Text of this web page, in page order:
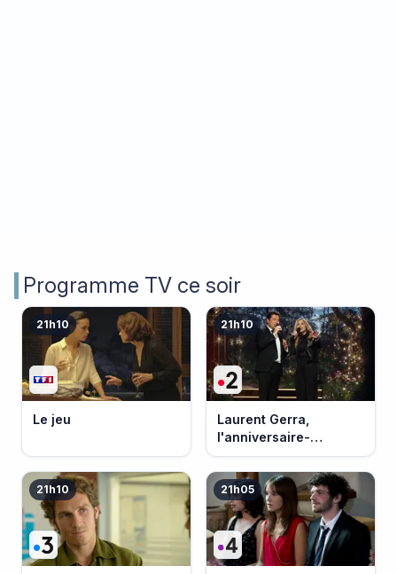
Programme TV ce soir
21h10
Le jeu
21h10
Laurent Gerra,
l'anniversaire-
événement
21h10 21h05